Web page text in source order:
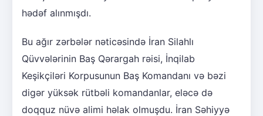
hədəf alınmışdı.
Bu ağır zərbələr nəticəsində İran Silahlı
Qüvvələrinin Baş Qərargah rəisi, İnqilab
Keşikçiləri Korpusunun Baş Komandanı və bəzi
digər yüksək rütbəli komandanlar, eləcə də
doqquz nüvə alimi həlak olmuşdu. İran Səhiyyə